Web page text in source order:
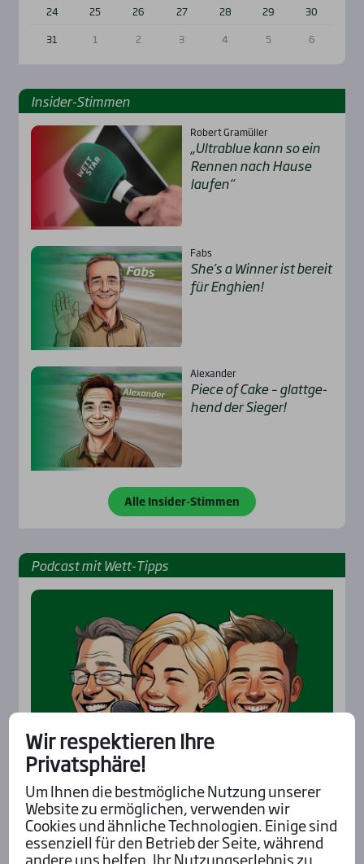
24
25 26 27 28 29
30
31
1 2 3 4 5 6
Insi­der-Stim­men
Robert Gramüller
„Ultra­b­lue kann so ein
Ren­nen nach Hau­se
lau­fen“
Fabs
She’s a Win­ner ist bereit
für Eng­hien!
Alexander
Pie­ce of Cake – glatt­ge­
hend der Sie­ger!
Alle Insider-Stimmen
Pod­cast mit Wett-Tipps
Aktu­el­les
Wir respektieren Ihre
Privatsphäre!
Um Ihnen die bestmögliche Nutzung unserer
Website zu ermöglichen, verwenden wir
Cookies und ähnliche Technologien. Einige sind
essenziell für den Betrieb der Seite, während
andere uns helfen, Ihr Nutzungserlebnis zu